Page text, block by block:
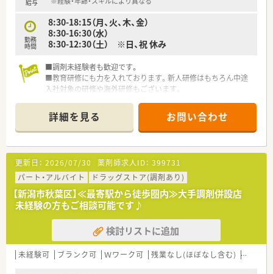
給与
勤務
時間
8:30-18:15（月、火、木、金）
8:30-16:30（水）
8:30-12:30（土） ※日、祝 休み
■調剤未経験者も歓迎です。
■教育研修にも力を入れております。新人研修はもちろん中途
入社対象の研修や海外研修もございます。
詳細を見る お問い合わせ
更新日： 2026/07/30 薬剤師求人ID： 399731
パート・アルバイト
ドラッグストア(調剤あり)
【新潟市秋葉区】≪最寄駅から徒歩圏内≫大手調剤併設店
未経験の方もご相談可能です♪
検討リストに追加
未経験可 ブランク可 Ｗワーク可 残業なし(ほぼなし含む) 高収入